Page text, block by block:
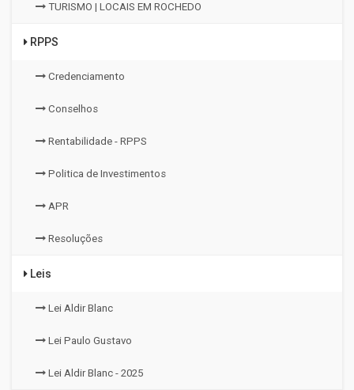
TURISMO | LOCAIS EM ROCHEDO
RPPS
Credenciamento
Conselhos
Rentabilidade - RPPS
Politica de Investimentos
APR
Resoluções
Leis
Lei Aldir Blanc
Lei Paulo Gustavo
Lei Aldir Blanc - 2025